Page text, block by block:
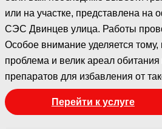
или на участке, представлена на
СЭС Двинцев улица. Работы
Особое внимание уделяется тому,
проблема и велик ареал
препаратов для избавления от
Перейти к услуге